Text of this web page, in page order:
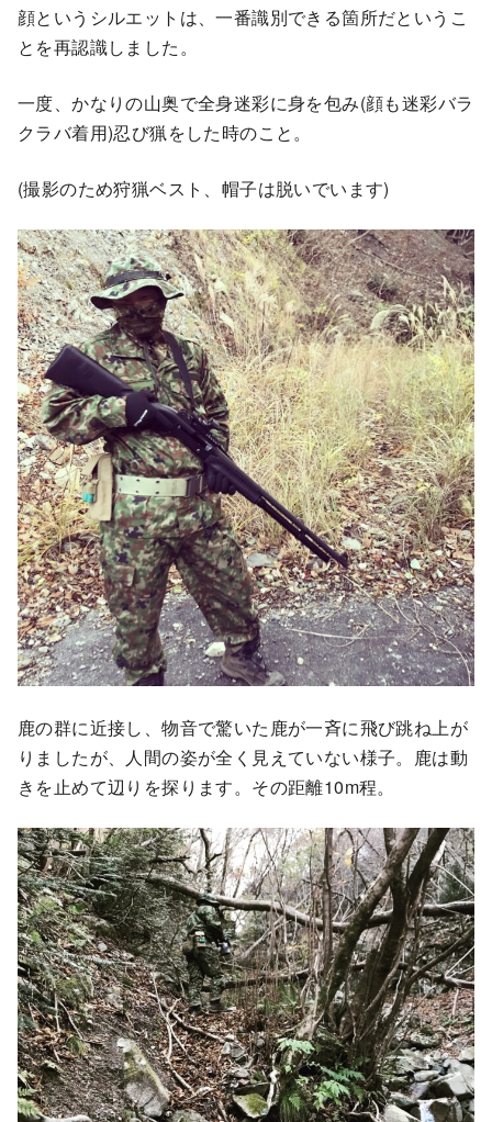
顔というシルエットは、一番識別できる箇所だというこ
とを再認識しました。
一度、かなりの山奥で全身迷彩に身を包み(顔も迷彩バラ
クラバ着用)忍び猟をした時のこと。
(撮影のため狩猟ベスト、帽子は脱いでいます)
鹿の群に近接し、物音で驚いた鹿が一斉に飛び跳ね上が
りましたが、人間の姿が全く見えていない様子。鹿は動
きを止めて辺りを探ります。その距離10m程。